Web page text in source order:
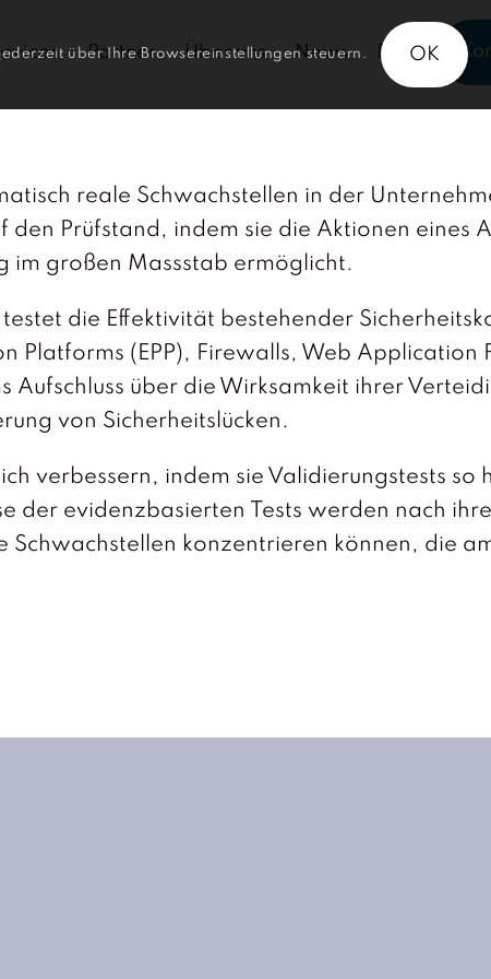
Partner Über uns News DE
reale Schwachstellen in der
Prüfstand, indem sie die Aktionen eines
im großen Massstab ermöglicht.
die Effektivität bestehender
Platforms (EPP), Firewalls, Web Application
Aufschluss über die Wirksamkeit ihrer
von Sicherheitslücken.
verbessern, indem sie Validierungstests so
der evidenzbasierten Tests werden nach
konzentrieren können, die
über Ihre Browsereinstellungen steuern. OK